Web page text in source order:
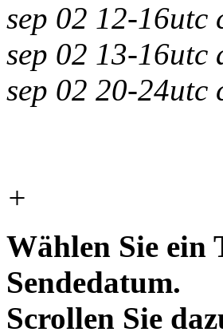
sep 02 12-16utc
sep 02 13-16utc
sep 02 20-
+
Wählen Sie ein
Sendedatum.
Scrollen Sie